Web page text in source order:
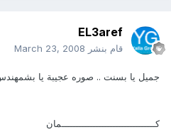
EL3aref
قام بنشر March 23, 2008
جميل يا بسنت .. صوره عجيبة يا بشمهندس
كـــــــــــــــــــــــــــــــــمان